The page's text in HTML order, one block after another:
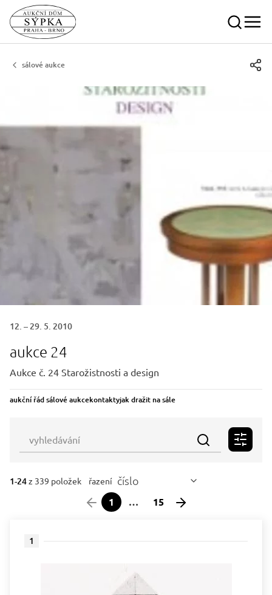
sálové aukce
12. – 29. 5. 2010
aukce 24
Aukce č. 24 Starožistnosti a design
aukční řád sálové aukcekontaktyjak dražit na sále
1-24z 339 položek řazení číslo
1 … 15
1